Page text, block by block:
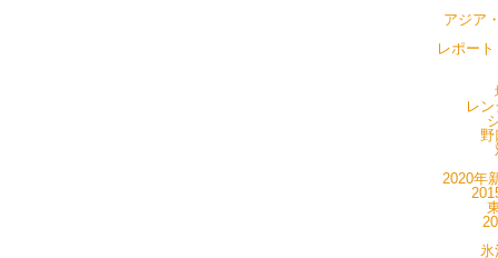
アジア
レポー
レ
野
2020年
氷